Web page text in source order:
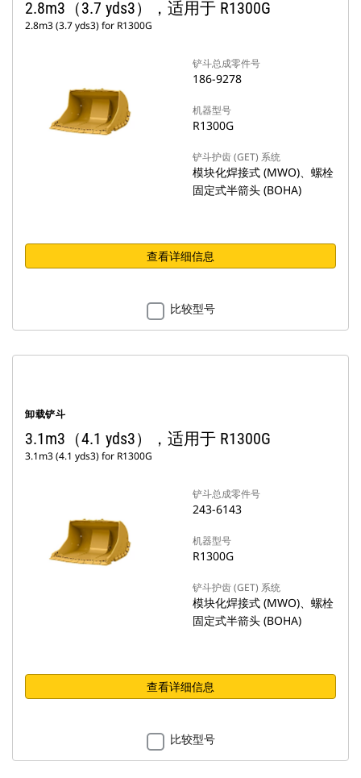
2.8m3（3.7 yds3），适用于 R1300G
2.8m3 (3.7 yds3) for R1300G
铲斗总成零件号
186-9278
机器型号
R1300G
铲斗护齿 (GET) 系统
模块化焊接式 (MWO)、螺栓
固定式半箭头 (BOHA)
查看详细信息
比较型号
卸载铲斗
3.1m3（4.1 yds3），适用于 R1300G
3.1m3 (4.1 yds3) for R1300G
铲斗总成零件号
243-6143
机器型号
R1300G
铲斗护齿 (GET) 系统
模块化焊接式 (MWO)、螺栓
固定式半箭头 (BOHA)
查看详细信息
比较型号